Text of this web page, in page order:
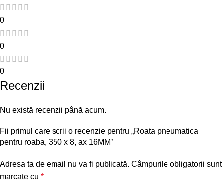
0
0
0
Recenzii
Nu există recenzii până acum.
Fii primul care scrii o recenzie pentru „Roata pneumatica
pentru roaba, 350 x 8, ax 16MM”
Adresa ta de email nu va fi publicată. Câmpurile obligatorii sunt
marcate cu *